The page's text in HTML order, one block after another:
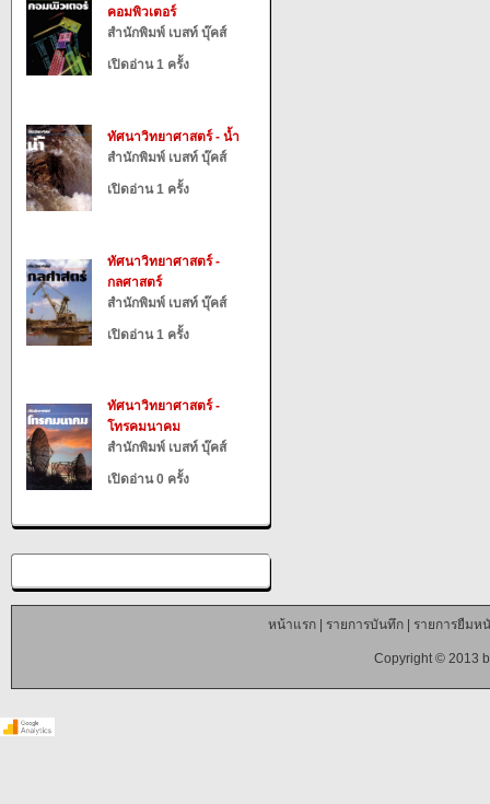
คอมพิวเตอร์
สำนักพิมพ์ เบสท์ บุ๊คส์
เปิดอ่าน 1 ครั้ง
ทัศนาวิทยาศาสตร์ - น้ำ
สำนักพิมพ์ เบสท์ บุ๊คส์
เปิดอ่าน 1 ครั้ง
ทัศนาวิทยาศาสตร์ -
กลศาสตร์
สำนักพิมพ์ เบสท์ บุ๊คส์
เปิดอ่าน 1 ครั้ง
ทัศนาวิทยาศาสตร์ -
โทรคมนาคม
สำนักพิมพ์ เบสท์ บุ๊คส์
เปิดอ่าน 0 ครั้ง
หน้าแรก| รายการบันทึก| รายการยืมห
Copyright © 2013